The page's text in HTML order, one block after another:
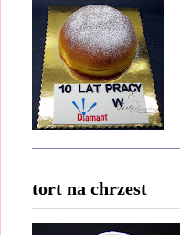
tort na chrzest